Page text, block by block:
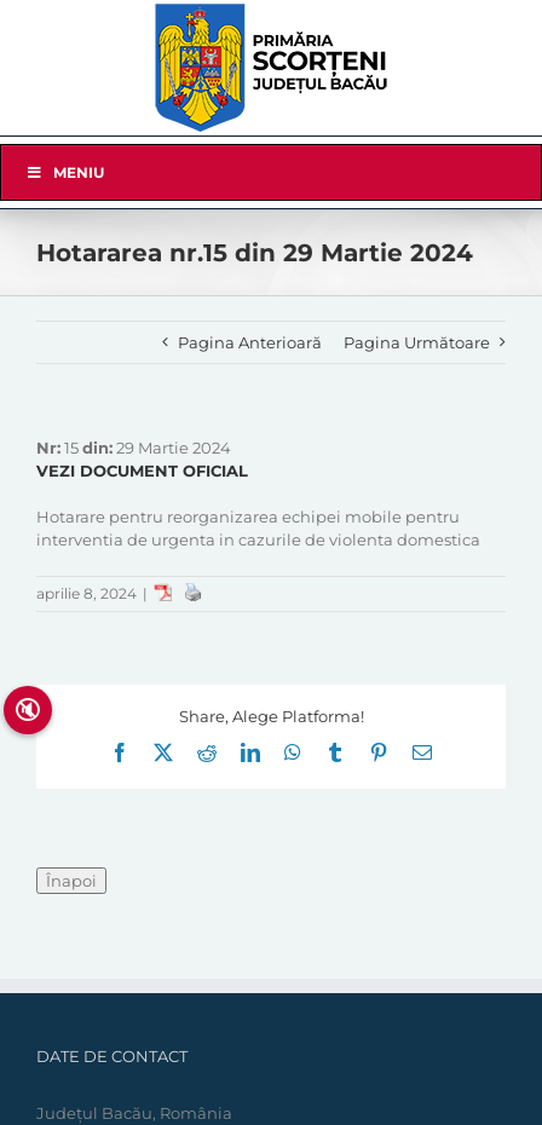
Navigation
MENIU
Hotararea nr.15 din 29 Martie 2024
Pagina Anterioară Pagina Următoare
Nr:15din:29 Martie 2024
VEZI DOCUMENT OFICIAL
Hotarare pentru reorganizarea echipei mobile pentru
interventia de urgenta in cazurile de violenta domestica
aprilie 8, 2024 |
Share, Alege Platforma!
Facebook
RedditLinkedInWhatsApp
Tumblr Pinterest
E-
DATE DE CONTACT
Județul Bacău, România
🔇